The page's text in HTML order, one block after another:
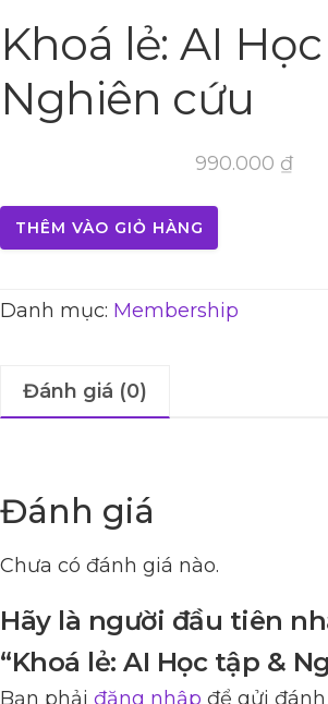
Khoá lẻ: AI
Nghiên cứu
990.000 ₫
THÊM VÀO GIỎ HÀNG
Danh mục: Membership
Đánh giá (0)
Đánh giá
Chưa có đánh giá nào.
Hãy là người đầu tiên
“Khoá lẻ: AI Học tập &
Bạn phải đăng nhập để gửi đánh